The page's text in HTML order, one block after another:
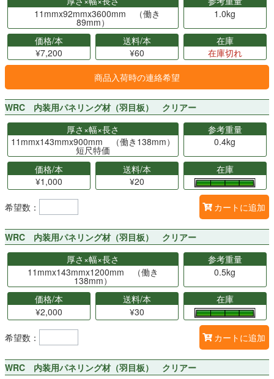
11mmx92mmx3600mm （働き
89mm）
1.0kg
価格/本
¥7,200
送料/本
¥60
在庫
在庫切れ
商品入荷時の連絡希望
WRC 内装用パネリング材（羽目板） クリアー
厚さ×幅×長さ
11mmx143mmx900mm （働き138mm）
短尺特価
参考重量
0.4kg
価格/本
¥1,000
送料/本
¥20
在庫
希望数： カートに追加
WRC 内装用パネリング材（羽目板） クリアー
厚さ×幅×長さ
11mmx143mmx1200mm （働き
138mm）
参考重量
0.5kg
価格/本
¥2,000
送料/本
¥30
在庫
希望数： カートに追加
WRC 内装用パネリング材（羽目板） クリアー